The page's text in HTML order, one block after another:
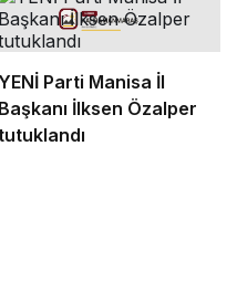
YENİ Parti Manisa İl
Başkanı İlksen Özalper
tutuklandı